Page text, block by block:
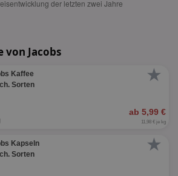
von Jacobs
★
Kaffee
Sorten
ab 5,99 €
11,98 € je kg
★
Kapseln
Sorten